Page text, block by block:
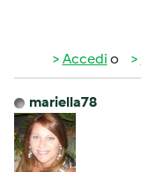
Accedi o
mariella78